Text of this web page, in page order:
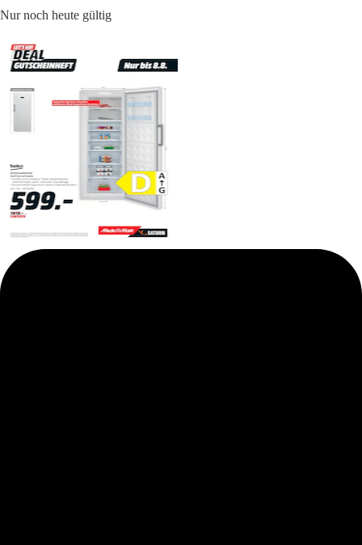
Nur noch heute gültig